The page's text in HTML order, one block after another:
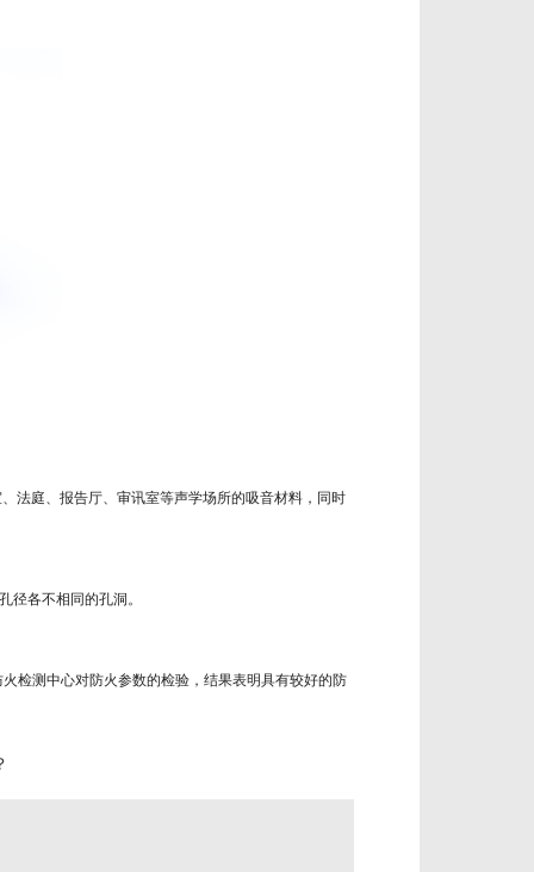
法庭、报告厅、审讯室等声学场所的吸音材料，同时
各不相同的孔洞。
测中心对防火参数的检验，结果表明具有较好的防